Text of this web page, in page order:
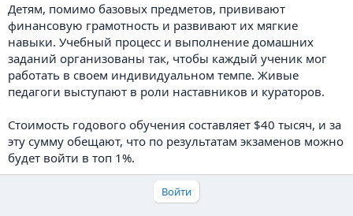
Детям, помимо базовых предметов, прививают
финансовую грамотность и развивают их мягкие
навыки. Учебный процесс и выполнение домашних
заданий организованы так, чтобы каждый ученик мог
работать в своем индивидуальном темпе. Живые
педагоги выступают в роли наставников и кураторов.
Стоимость годового обучения составляет $40 тысяч, и за
эту сумму обещают, что по результатам экзаменов можно
будет войти в топ 1%.
Войти